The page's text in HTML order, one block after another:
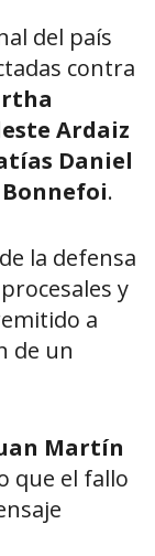
del país
contra
Ardaiz
Daniel
.
la defensa
y
a
de un
Martín
que el fallo